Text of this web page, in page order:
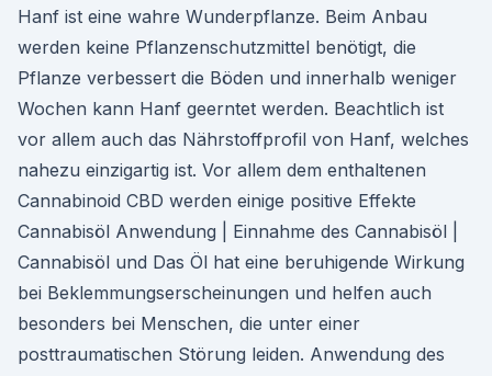
Hanf ist eine wahre Wunderpflanze. Beim Anbau
werden keine Pflanzenschutzmittel benötigt, die
Pflanze verbessert die Böden und innerhalb weniger
Wochen kann Hanf geerntet werden. Beachtlich ist
vor allem auch das Nährstoffprofil von Hanf, welches
nahezu einzigartig ist. Vor allem dem enthaltenen
Cannabinoid CBD werden einige positive Effekte
Cannabisöl Anwendung | Einnahme des Cannabisöl |
Cannabisöl und Das Öl hat eine beruhigende Wirkung
bei Beklemmungserscheinungen und helfen auch
besonders bei Menschen, die unter einer
posttraumatischen Störung leiden. Anwendung des